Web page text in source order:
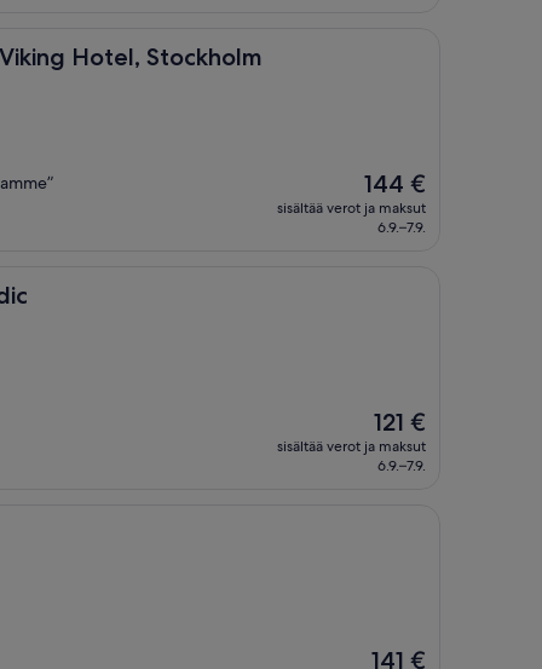
Hotel, Stockholm
Stockholm
Hinta
on
144 €
144 €
sisältää verot ja maksut
6.9.–7.9.
Hinta
on
121 €
121 €
sisältää verot ja maksut
6.9.–7.9.
Hinta
141 €